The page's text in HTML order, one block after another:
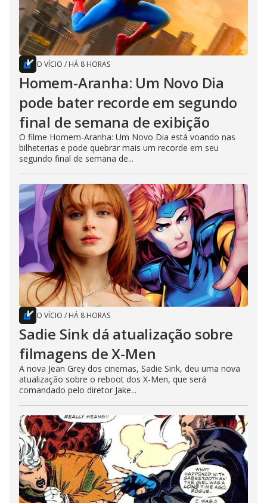
O VÍCIO / HÁ 8 HORAS
Homem-Aranha: Um Novo Dia
pode bater recorde em segundo
final de semana de exibição
O filme Homem-Aranha: Um Novo Dia está voando nas
bilheterias e pode quebrar mais um recorde em seu
segundo final de semana de...
O VÍCIO / HÁ 8 HORAS
Sadie Sink dá atualização sobre
filmagens de X-Men
A nova Jean Grey dos cinemas, Sadie Sink, deu uma nova
atualização sobre o reboot dos X-Men, que será
comandado pelo diretor Jake...